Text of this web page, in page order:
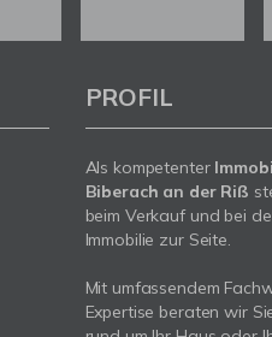
PROFIL
Als kompetenter
Biberach an der Riß
beim Verkauf und bei
Immobilie zur Seite.
Mit umfassendem
Expertise beraten wir